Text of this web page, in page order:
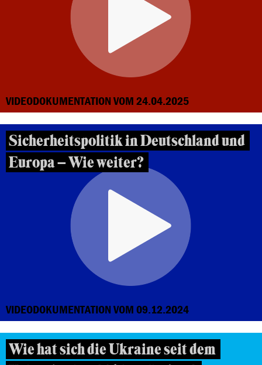
VIDEODOKUMENTATION VOM 24.04.2025
Sicherheitspolitik in Deutschland und
Europa – Wie weiter?
VIDEODOKUMENTATION VOM 09.12.2024
Wie hat sich die Ukraine seit dem